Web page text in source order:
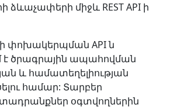
ձևաչափերի միջև REST API ի
փոխակերպման API ն
է ծրագրային ապահովման
և համատեղելիության
համար: Տարբեր
օգտվողներին